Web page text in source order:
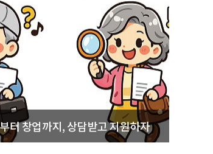
터 창업까지, 상담받고 지원하자